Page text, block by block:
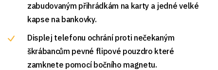
zabudovaným přihrádkám na karty a jedné velké
kapse na bankovky.
Displej telefonu ochrání proti nečekaným
škrábancům pevné flipové pouzdro které
zamknete pomocí bočního magnetu.